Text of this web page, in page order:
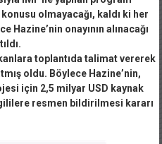
olmayacağı, kaldı ki her
onayının alınacağı
toplantıda talimat vererek
oldu. Böylece Hazine’nin,
için 2,5 milyar USD kaynak
resmen bildirilmesi kararı